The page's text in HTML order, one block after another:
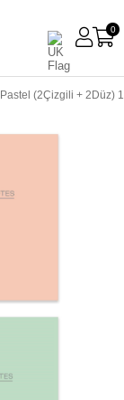
0
(2Çizgili + 2Düz)